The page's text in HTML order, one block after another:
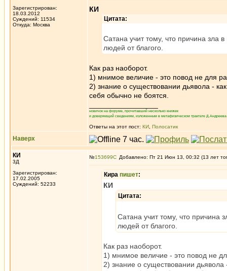
Зарегистрирован:
18.03.2012
Суждений: 11534
Откуда: Москва
КИ
Цитата:
Сатана учит тому, что причина зла
людей от благого.
Как раз наоборот.
1) мнимое величие - это повод не для
2) знание о существовании дьявола -
себя обычно не боятся.
новичок на форуме, прочитавший несколько книжек
и доверяющий сведениям, изложенным в метафизическом трактате
Ответы на этот пост: КИ Полосатик
Наверх
КИ
3Д
Зарегистрирован:
17.02.2005
Суждений: 52233
№153699 Добавлено: Пт 21 Июн 13, 00:32 (13 лет
Кира пишет:
КИ
Цитата:
Сатана учит тому, что причина
людей от благого.
Как раз наоборот.
1) мнимое величие - это повод не
2) знание о существовании